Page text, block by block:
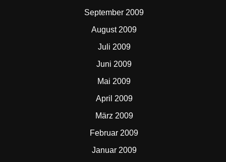
September 2009
August 2009
Juli 2009
Juni 2009
Mai 2009
April 2009
März 2009
Februar 2009
Januar 2009